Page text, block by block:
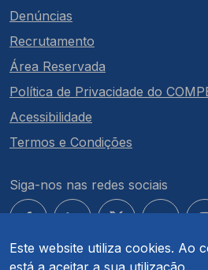
Este website utiliza cookies. Ao
está a aceitar a sua utilização.
Denúncias
Recrutamento
Área Reservada
Política de Privacidade do
Acessibilidade
Termos e Condições
Siga-nos nas redes sociais